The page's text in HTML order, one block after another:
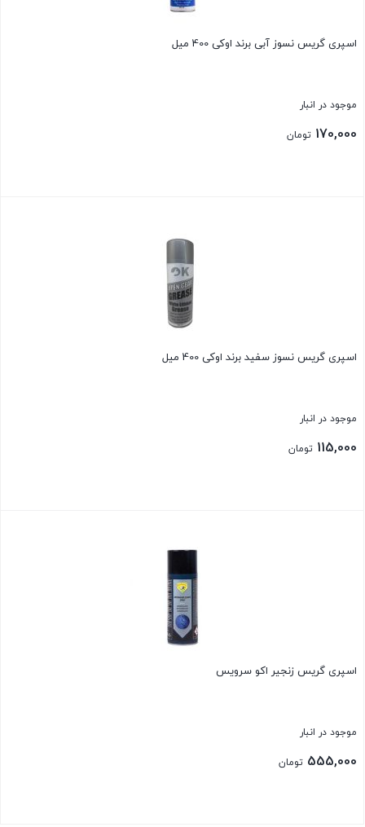
اسپری گریس نسوز آبی برند اوکی 400 میل
موجود در انبار
170,000 تومان
اسپری گریس نسوز سفید برند اوکی 400 میل
موجود در انبار
115,000 تومان
اسپری گریس زنجیر اکو سرویس
موجود در انبار
555,000 تومان